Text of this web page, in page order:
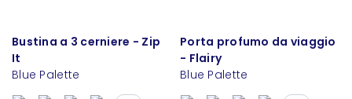
Bustina a 3 cerniere - Zip
It
Blue Palette
Porta profumo da viaggio
- Flairy
Blue Palette